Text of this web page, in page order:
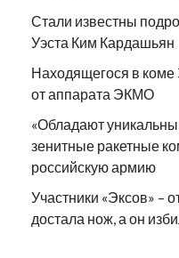
Стали известны
Уэста Ким Кардашьян
Находящегося в коме
от аппарата ЭКМО
«Обладают
зенитные ракетные
российскую армию
Участники «Эксов» –
достала нож, а он